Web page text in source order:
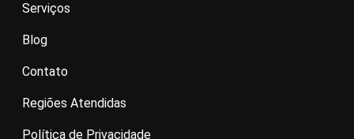
Serviços
Blog
Contato
Regiões Atendidas
Política de Privacidade